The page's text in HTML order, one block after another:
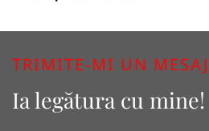
TRIMITE-MI UN MESAJ
Ia legătura cu mine!